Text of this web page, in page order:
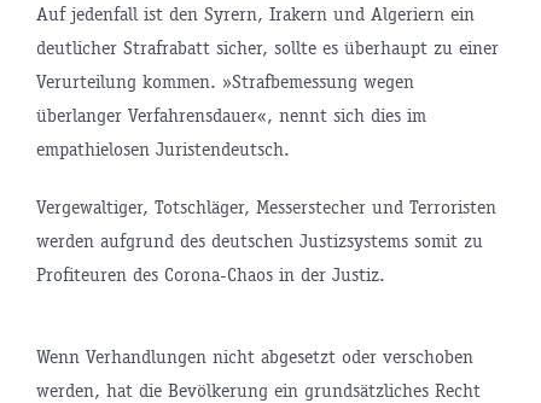
Auf jedenfall ist den Syrern, Irakern und Algeriern ein
deutlicher Strafrabatt sicher, sollte es überhaupt zu einer
Verurteilung kommen. »Strafbemessung wegen
überlanger Verfahrensdauer«, nennt sich dies im
empathielosen Juristendeutsch.
Vergewaltiger, Totschläger, Messerstecher und Terroristen
werden aufgrund des deutschen Justizsystems somit zu
Profiteuren des Corona-Chaos in der Justiz.
Wenn Verhandlungen nicht abgesetzt oder verschoben
werden, hat die Bevölkerung ein grundsätzliches Recht